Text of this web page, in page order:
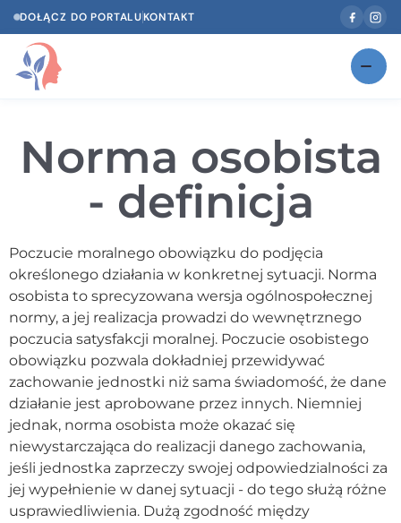
DOŁĄCZ DO PORTALUKONTAKT
Gabinety NOWOŚĆ
Według specjalizacji
Diagnozy psychologiczne
Testy psychologiczne
Dawka wiedzy
Dla specjalistów
Kontakt
Dołącz do portalu
Norma osobista
- definicja
Poczucie moralnego obowiązku do podjęcia
określonego działania w konkretnej sytuacji. Norma
osobista to sprecyzowana wersja ogólnospołecznej
normy, a jej realizacja prowadzi do wewnętrznego
poczucia satysfakcji moralnej. Poczucie osobistego
obowiązku pozwala dokładniej przewidywać
zachowanie jednostki niż sama świadomość, że dane
działanie jest aprobowane przez innych. Niemniej
jednak, norma osobista może okazać się
niewystarczająca do realizacji danego zachowania,
jeśli jednostka zaprzeczy swojej odpowiedzialności za
jej wypełnienie w danej sytuacji - do tego służą różne
usprawiedliwienia. Dużą zgodność między